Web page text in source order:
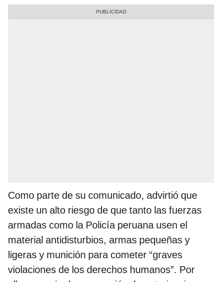
Como parte de su comunicado, advirtió que
existe un alto riesgo de que tanto las fuerzas
armadas como la Policía peruana usen el
material antidisturbios, armas pequeñas y
ligeras y munición para cometer “graves
violaciones de los derechos humanos”. Por